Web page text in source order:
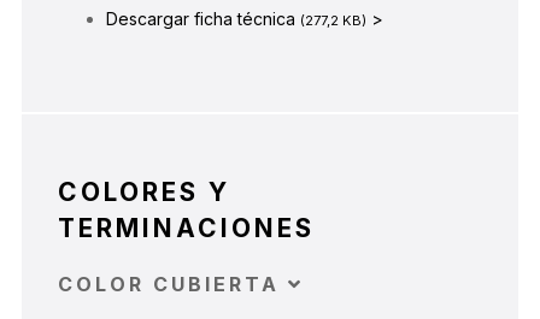
Descargar ficha técnica (277,2 KB) >
COLORES Y
TERMINACIONES
COLOR CUBIERTA